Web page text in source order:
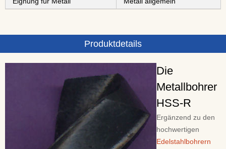
Produktdetails
Die
Metallbohrer
HSS-R
Ergänzend zu den
hochwertigen
Edelstahlbohrern